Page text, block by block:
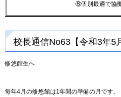
⑧個別最適で協
校長通信No63【令和3年5
修悠館生へ
毎年4月の修悠館は1年間の準備の月です。